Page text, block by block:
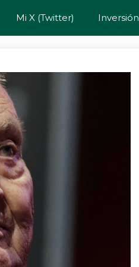
Mi X (Twitter) Inversión